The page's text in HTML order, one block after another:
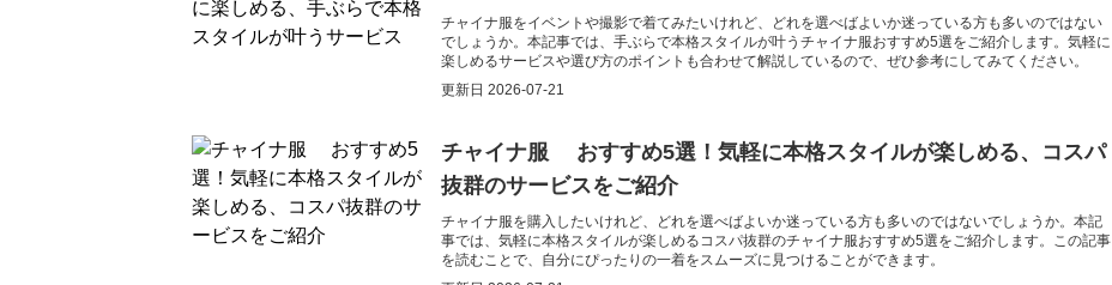
チャイナ服をイベントや撮影で着てみたいけれど、どれを選べばよいか迷っている方も多いのではない
でしょうか。本記事では、手ぶらで本格スタイルが叶うチャイナ服おすすめ5選をご紹介します。気軽に
楽しめるサービスや選び方のポイントも合わせて解説しているので、ぜひ参考にしてみてください。
更新日 2026-07-21
チャイナ服 おすすめ5選！気軽に本格スタイルが楽しめる、コスパ
抜群のサービスをご紹介
チャイナ服を購入したいけれど、どれを選べばよいか迷っている方も多いのではないでしょうか。本記
事では、気軽に本格スタイルが楽しめるコスパ抜群のチャイナ服おすすめ5選をご紹介します。この記事
を読むことで、自分にぴったりの一着をスムーズに見つけることができます。